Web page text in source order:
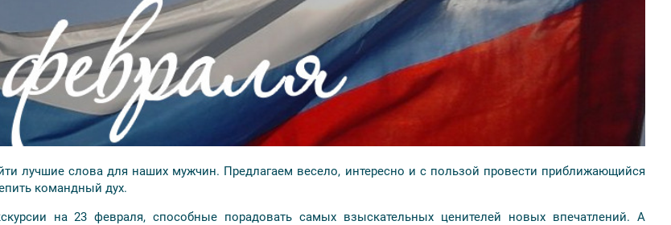
платёжный шлюз по технологии 3D-Secure)
м. «Площадь Восстания»,Лиговский пр., 47, офис 5 (3 этаж)
Наш курьер подъедет в удобное для вас место в городе.Стоимость доставки 450 рублей. Время и дата
лучшие слова для наших мужчин. Предлагаем весело, интересно и с пользой провести приближающийся
командный дух.
на 23 февраля, способные порадовать самых взыскательных ценителей новых впечатлений. А